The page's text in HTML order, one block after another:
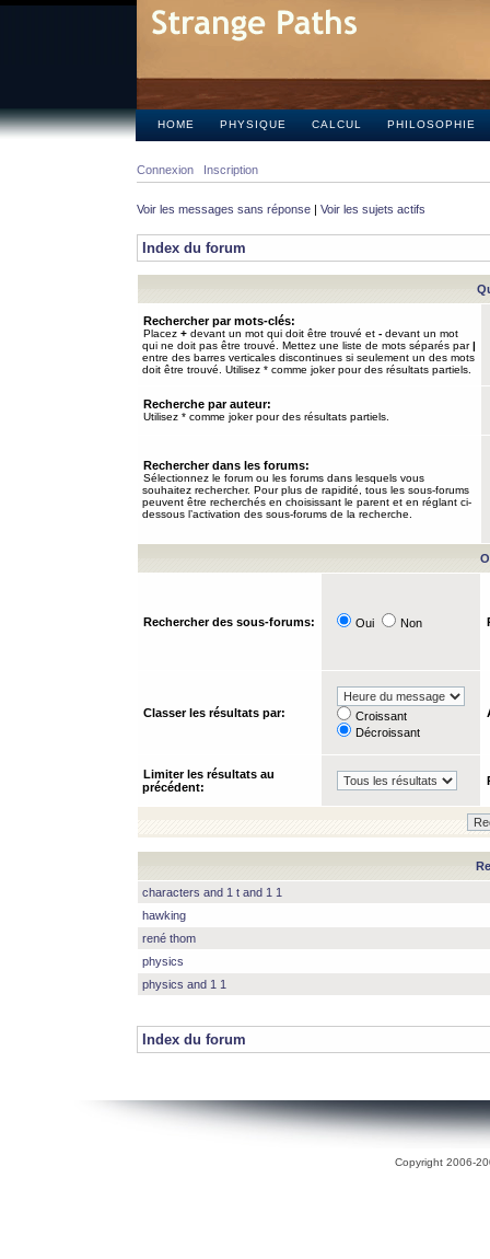
HOME PHYSIQUE CALCUL PHILOSOPHIE
Connexion Inscription
Voir les messages sans réponse | Voir les sujets actifs
Index du forum
Rechercher par mots-clés:
Placez + devant un mot qui doit être trouvé et - devant un mot
qui ne doit pas être trouvé. Mettez une liste de mots séparés par|
entre des barres verticales discontinues si seulement un des mots
doit être trouvé. Utilisez * comme joker pour des résultats partiels.
Recherche par auteur:
Utilisez * comme joker pour des résultats partiels.
Rechercher dans les forums:
Sélectionnez le forum ou les forums dans lesquels vous
souhaitez rechercher. Pour plus de rapidité, tous les sous-forums
peuvent être recherchés en choisissant le parent et en réglant ci-
dessous l’activation des sous-forums de la recherche.
Rechercher des sous-forums: Oui Non
Classer les résultats par:
Croissant
Décroissant
Limiter les résultats au
précédent:
characters and 1 t and 1 1
hawking
rené thom
physics
physics and 1 1
Index du forum
Copyright 2006-